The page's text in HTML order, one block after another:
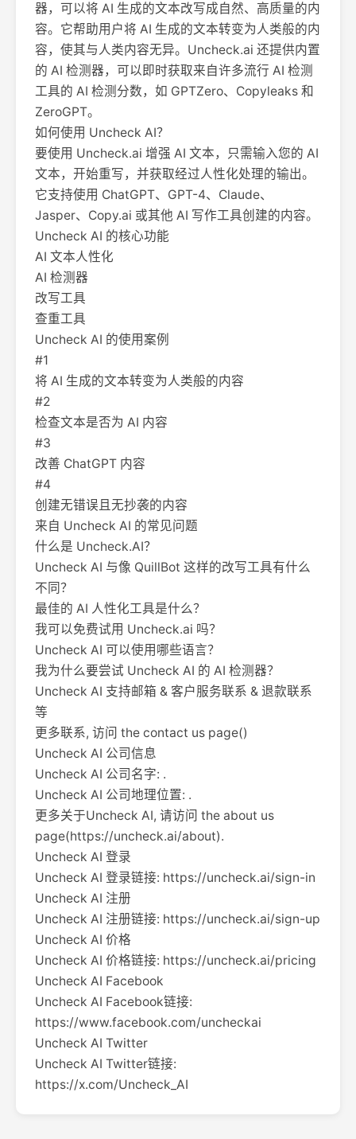
器，可以将 AI 生成的文本改写成自然、高质量的内
容。它帮助用户将 AI 生成的文本转变为人类般的内
容，使其与人类内容无异。Uncheck.ai 还提供内置
的 AI 检测器，可以即时获取来自许多流行 AI 检测
工具的 AI 检测分数，如 GPTZero、Copyleaks 和
ZeroGPT。
如何使用 Uncheck AI？
要使用 Uncheck.ai 增强 AI 文本，只需输入您的 AI
文本，开始重写，并获取经过人性化处理的输出。
它支持使用 ChatGPT、GPT-4、Claude、
Jasper、Copy.ai 或其他 AI 写作工具创建的内容。
Uncheck AI 的核心功能
AI 文本人性化
AI 检测器
改写工具
查重工具
Uncheck AI 的使用案例
#1
将 AI 生成的文本转变为人类般的内容
#2
检查文本是否为 AI 内容
#3
改善 ChatGPT 内容
#4
创建无错误且无抄袭的内容
来自 Uncheck AI 的常见问题
什么是 Uncheck.AI？
Uncheck AI 与像 QuillBot 这样的改写工具有什么
不同？
最佳的 AI 人性化工具是什么？
我可以免费试用 Uncheck.ai 吗？
Uncheck AI 可以使用哪些语言？
我为什么要尝试 Uncheck AI 的 AI 检测器？
Uncheck AI 支持邮箱 & 客户服务联系 & 退款联系
等
更多联系, 访问 the contact us page()
Uncheck AI 公司信息
Uncheck AI 公司名字: .
Uncheck AI 公司地理位置: .
更多关于Uncheck AI, 请访问 the about us
page(https://uncheck.ai/about).
Uncheck AI 登录
Uncheck AI 登录链接: https://uncheck.ai/sign-in
Uncheck AI 注册
Uncheck AI 注册链接: https://uncheck.ai/sign-up
Uncheck AI 价格
Uncheck AI 价格链接: https://uncheck.ai/pricing
Uncheck AI Facebook
Uncheck AI Facebook链接:
https://www.facebook.com/uncheckai
Uncheck AI Twitter
Uncheck AI Twitter链接:
https://x.com/Uncheck_AI